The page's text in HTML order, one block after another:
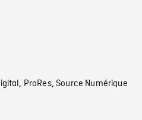
, ProRes,Source Numérique